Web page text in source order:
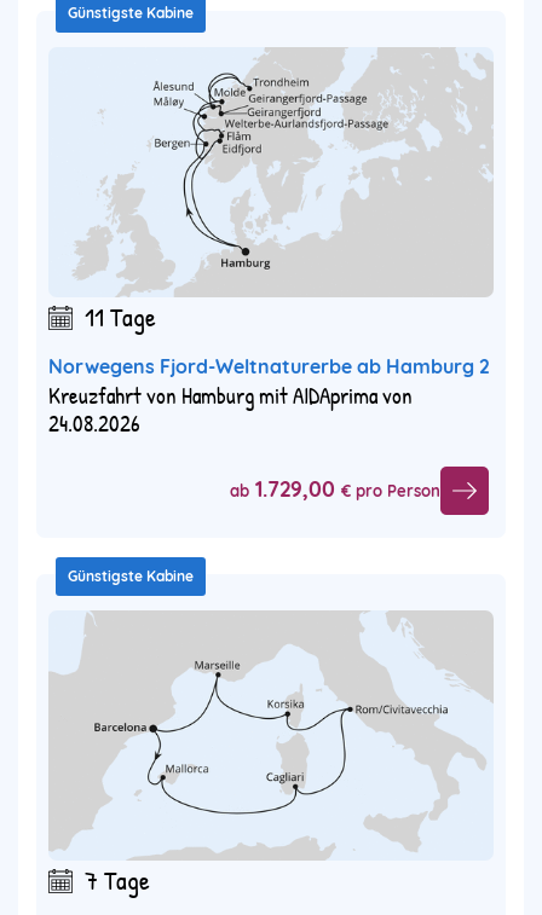
Günstigste Kabine
11 Tage
Norwegens Fjord-Weltnaturerbe ab Hamburg 2
Kreuzfahrt von Hamburg mit AIDAprima von
24.08.2026
ab 1.729,00 € pro Person
Günstigste Kabine
7 Tage